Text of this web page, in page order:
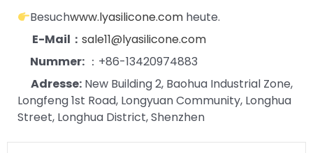
Besuchwww.lyasilicone.com heute.
E-Mail： sale11@lyasilicone.com
Nummer: ：+86-13420974883
Adresse: New Building 2, Baohua Industrial Zone,
Longfeng 1st Road, Longyuan Community, Longhua
Street, Longhua District, Shenzhen